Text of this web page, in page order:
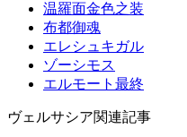
温羅面金色之装
布都御魂
エレシュキガル
ゾーシモス
エルモート最終
ヴェルサシア関連記事